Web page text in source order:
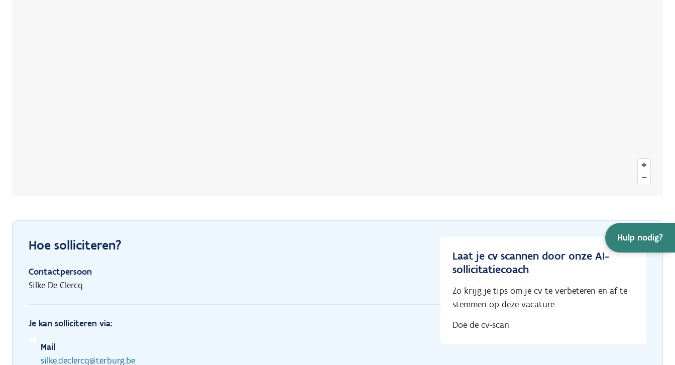
Hulp nodig?
+
–
Hoe solliciteren?
Contactpersoon
Silke De Clercq
Je kan solliciteren via:
Mail
silke.declercq@terburg.be
Laat je cv scannen door onze AI-
sollicitatiecoach
Zo krijg je tips om je cv te verbeteren en af te
stemmen op deze vacature.
Doe de cv-scan